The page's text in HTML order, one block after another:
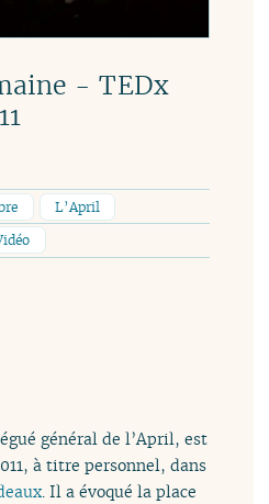
- TEDx
L’April
général de l’April, est
à titre personnel, dans
. Il a évoqué la place